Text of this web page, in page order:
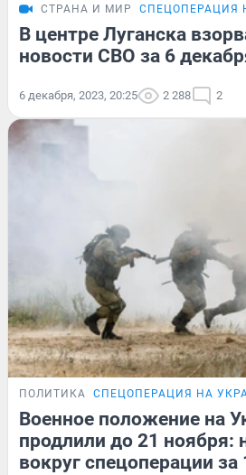
СТРАНА И МИР СПЕЦОПЕРАЦИЯ
В центре Луганска
новости СВО за 6
6 декабря, 2023, 20:25 2 288 2
ПОЛИТИКА СПЕЦОПЕРАЦИЯ НА
Военное положение на
продлили до 21 ноября:
вокруг спецоперации за